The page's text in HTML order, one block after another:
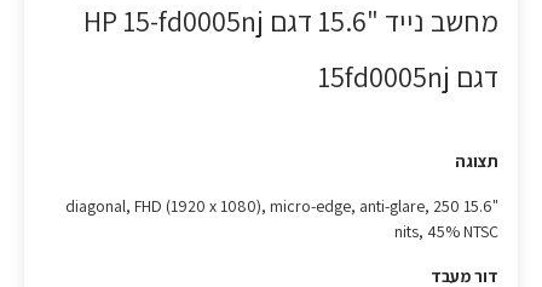
מחשב נייד "15.6 דגם HP 15-fd0005nj
דגם 15fd0005nj
תצוגה
"15.6 diagonal, FHD (1920 x 1080), micro-edge, anti-glare, 250
nits, 45% NTSC
דור מעבד